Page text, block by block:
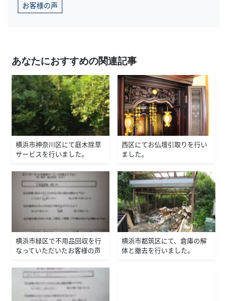
お客様の声
あなたにおすすめの関連記事
横浜市神奈川区にて庭木除草
サービスを行いました。
西区にてお仏壇引取りを行い
ました。
横浜市緑区で不用品回収を行
なっていただいたお客様の声
横浜市都筑区にて、倉庫の解
体と撤去を行いました。